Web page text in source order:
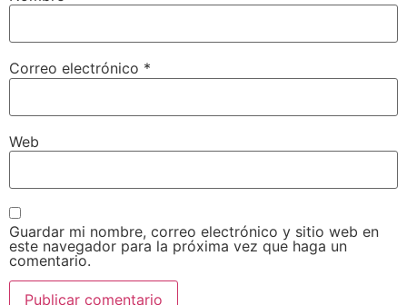
Correo electrónico *
Web
Guardar mi nombre, correo electrónico y sitio web en
este navegador para la próxima vez que haga un
comentario.